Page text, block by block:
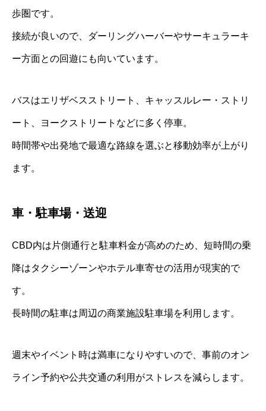
歩圏です。
接続が良いので、ダーリングハーバーやサーキュラーキ
ー方面との回遊にも向いています。
バスはエリザベスストリート、キャッスルレー・ストリ
ート、ヨークストリートなどに多く停車。
時間帯や出発地で最適な路線を選ぶと移動効率が上がり
ます。
車・駐車場・送迎
CBD内は片側通行と駐車料金が高めのため、短時間の乗
降はタクシーゾーンやホテル車寄せの活用が現実的で
す。
長時間の駐車は周辺の商業施設駐車場を利用します。
週末やイベント時は満車になりやすいので、事前のオン
ライン予約や公共交通の利用がストレスを減らします。